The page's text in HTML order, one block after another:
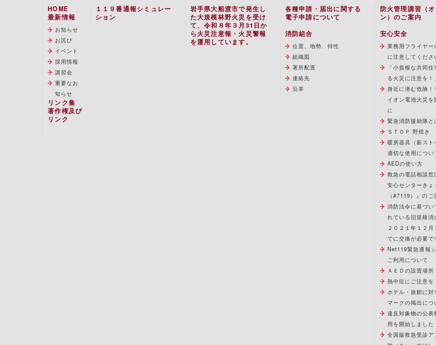
HOME
最新情報
お知らせ
お詫び
イベント
採用情報
講習会
重要なお
知らせ
リンク集
著作権及び
リンク
１１９番通報シミュレー
ション
岩手県大船渡市で発生し
た大規模林野火災を受け
て、令和８年３月31日か
ら火災注意報・火災警報
を運用しています。
各種申請・届出に関する
電子申請について
防火管理講習（
ン）のご案内
消防組合
位置、地勢、特性
組織図
署所配置
連絡先
沿革
安心安全
業務用フライヤ
に注意してくださ
「小規模な共同
る火災に注意を！
身近に潜む危険
イオン電池火災
に
緊急消防援助隊と
ＳＴＯＰ 野焼き
暖房器具（薪ス
適切な使用につい
AEDの使い方
救急の電話相談
安心センターきょ
（#7119）』のご
消防法令に基づ
れている旧規格
２０２１年１２
でに交換が必要で
Net119緊急通報
ご利用について
ＡＥＤの設置場所
熱中症にご注意を
ホテル・旅館に
マークの掲出につ
違反対象物の公
用を開始しました
全国版救急受診ア